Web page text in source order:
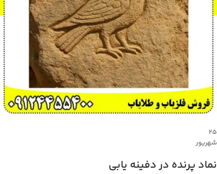
۲۵
شهریور
نماد پرنده در دفینه یابی